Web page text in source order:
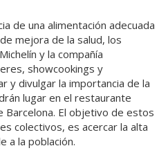
de una alimentación adecuada
mejora de la salud, los
y la compañía
showcookings y
y divulgar la importancia de la
lugar en el restaurante
Barcelona. El objetivo de estos
colectivos, es acercar la alta
a la población.